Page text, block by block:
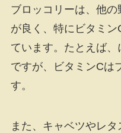
ブロッコリーは、他
が良く、特にビタミ
ています。たとえば
ですが、ビタミンCは
す。
また、キャベツやレ